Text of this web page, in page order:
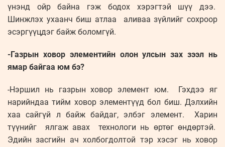
үнэнд ойр байна гэж бодох хэрэгтэй шүү дээ.
Шинжлэх ухаанч биш атлаа аливаа зүйлийг сохроор
эсэргүүцдэг байж боломгүй.
-Газрын ховор элементийн олон улсын зах зээл нь
ямар байгаа юм бэ?
-Нэршил нь газрын ховор элемент юм. Гэхдээ яг
нарийндаа тийм ховор элементүүд бол биш. Дэлхийн
хаа сайгүй л байж байдаг, элбэг элемент. Харин
түүнийг ялгаж авах технологи нь өртөг өндөртэй.
Эдийн засгийн ач холбогдолтой тэр хэсэг нь ховор